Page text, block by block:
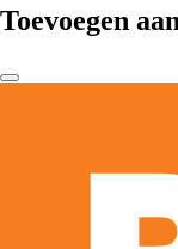
Toevoegen